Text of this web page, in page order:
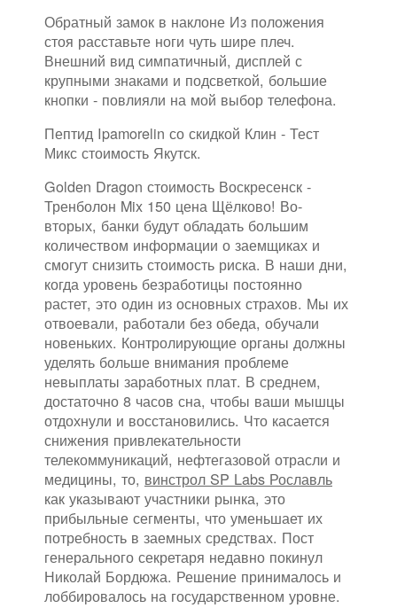
Обратный замок в наклоне Из положения
стоя расставьте ноги чуть шире плеч.
Внешний вид симпатичный, дисплей с
крупными знаками и подсветкой, большие
кнопки - повлияли на мой выбор телефона.
Пептид Ipamorelin со скидкой Клин - Тест
Микс стоимость Якутск.
Golden Dragon стоимость Воскресенск -
Тренболон Mix 150 цена Щёлково! Во-
вторых, банки будут обладать большим
количеством информации о заемщиках и
смогут снизить стоимость риска. В наши дни,
когда уровень безработицы постоянно
растет, это один из основных страхов. Мы их
отвоевали, работали без обеда, обучали
новеньких. Контролирующие органы должны
уделять больше внимания проблеме
невыплаты заработных плат. В среднем,
достаточно 8 часов сна, чтобы ваши мышцы
отдохнули и восстановились. Что касается
снижения привлекательности
телекоммуникаций, нефтегазовой отрасли и
медицины, то, винстрол SP Labs Рославль
как указывают участники рынка, это
прибыльные сегменты, что уменьшает их
потребность в заемных средствах. Пост
генерального секретаря недавно покинул
Николай Бордюжа. Решение принималось и
лоббировалось на государственном уровне.